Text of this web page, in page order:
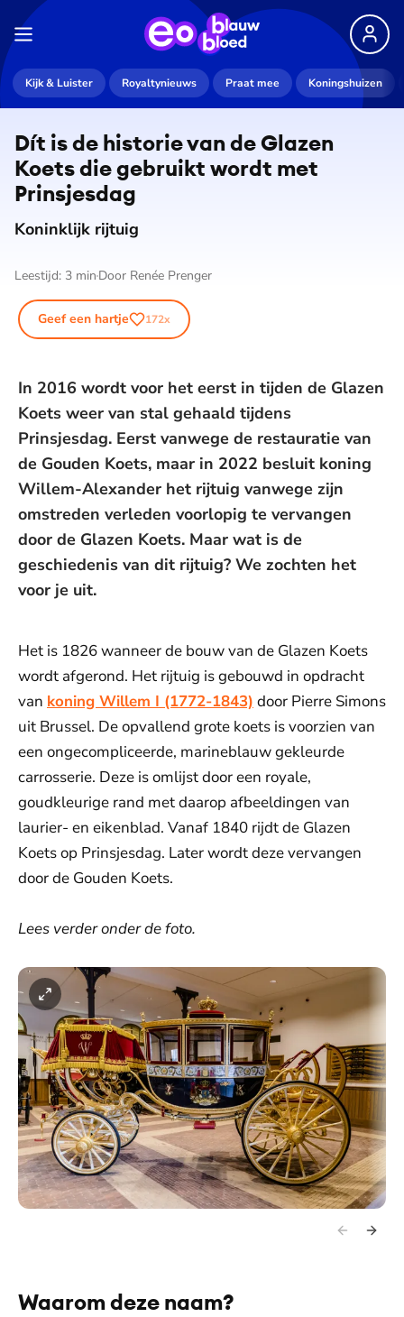
Kijk & Luister Royaltynieuws Praat mee Koningshuizen
De weergave van deze video vereist jouw
toestemming voor social media cookies.
Dít is de historie van de Glazen
Koets die gebruikt wordt met
Prinsjesdag
Koninklijk rijtuig
Leestijd: 3 min Door Renée Prenger
Geef een hartje 172x
In 2016 wordt voor het eerst in tijden de Glazen
Koets weer van stal gehaald tijdens
Prinsjesdag. Eerst vanwege de restauratie van
de Gouden Koets, maar in 2022 besluit koning
Willem-Alexander het rijtuig vanwege zijn
omstreden verleden voorlopig te vervangen
door de Glazen Koets. Maar wat is de
geschiedenis van dit rijtuig? We zochten het
voor je uit.
Het is 1826 wanneer de bouw van de Glazen Koets
wordt afgerond. Het rijtuig is gebouwd in opdracht
van koning Willem I (1772-1843) door Pierre Simons
uit Brussel. De opvallend grote koets is voorzien van
een ongecompliceerde, marineblauw gekleurde
carrosserie. Deze is omlijst door een royale,
goudkleurige rand met daarop afbeeldingen van
laurier- en eikenblad. Vanaf 1840 rijdt de Glazen
Koets op Prinsjesdag. Later wordt deze vervangen
door de Gouden Koets.
Lees verder onder de foto.
Waarom deze naam?